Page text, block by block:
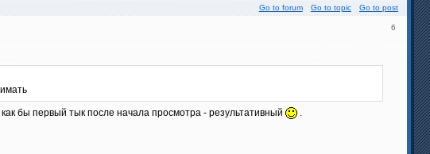
Go to forum Go to topic Go to post
6
бы первый тык после начала просмотра - результативный
.